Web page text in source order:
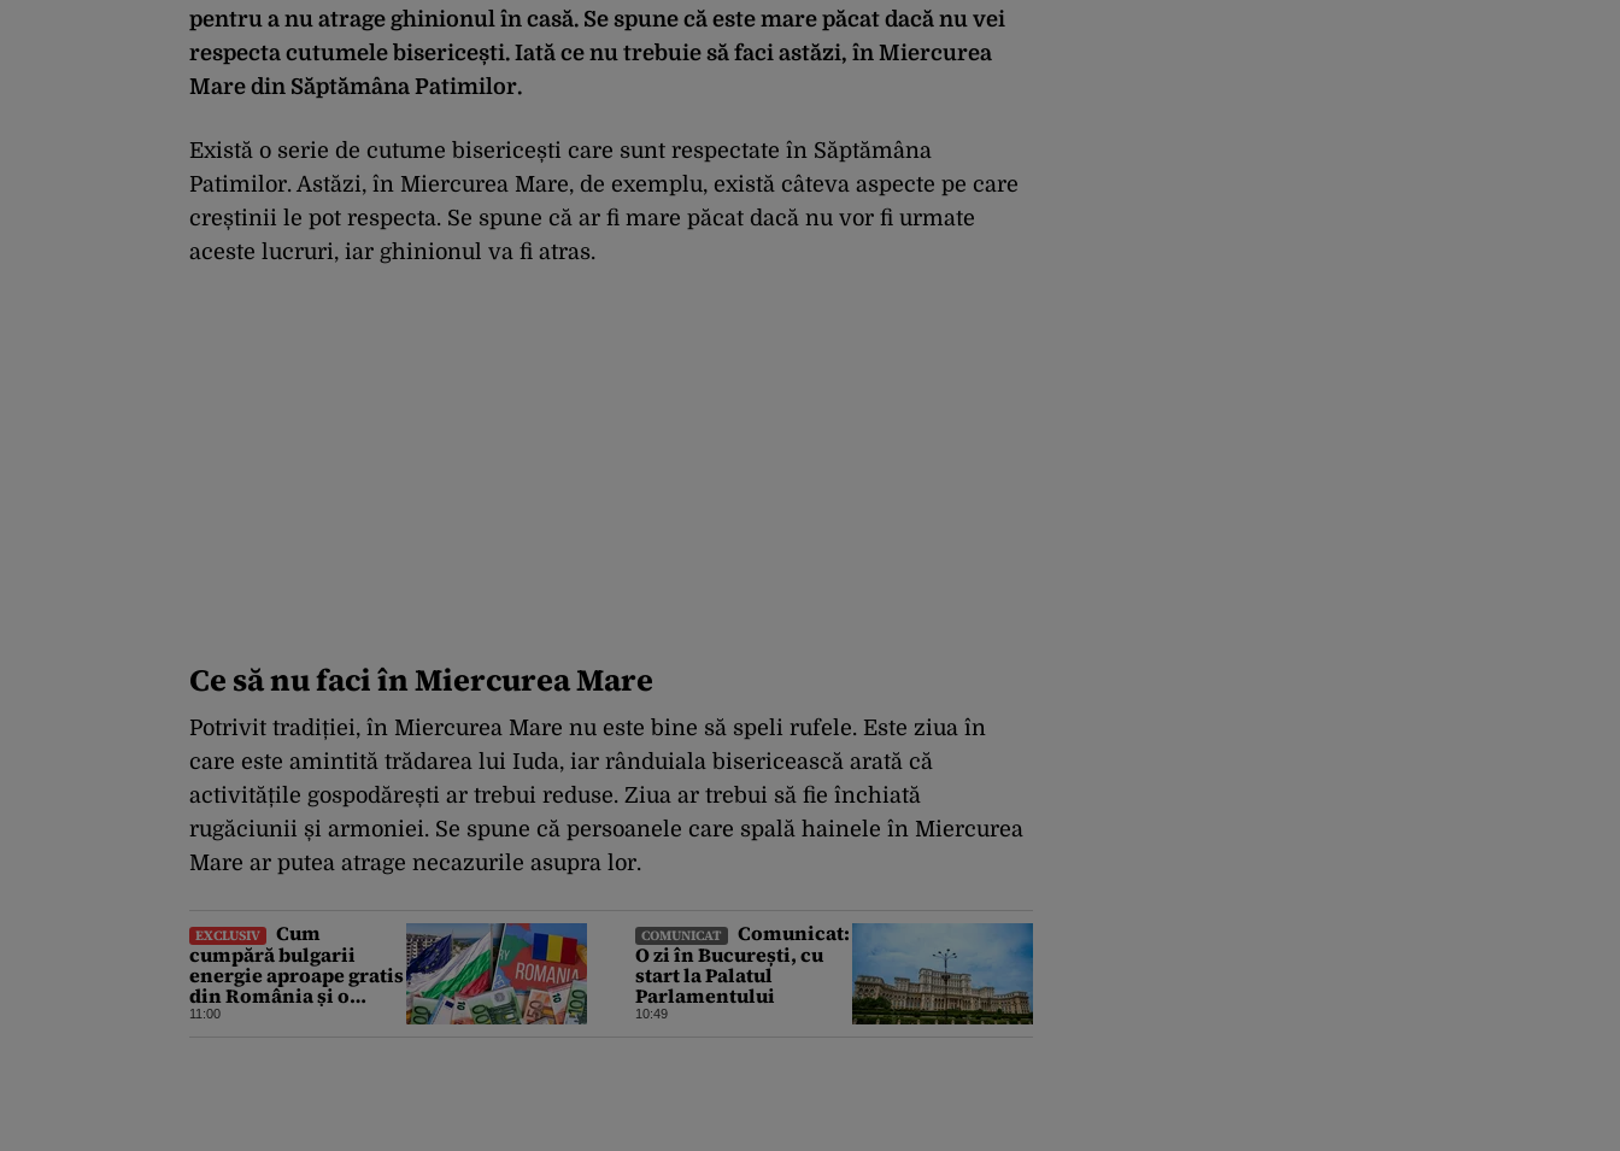
pentru a nu atrage ghinionul în casă. Se spune că este mare păcat dacă nu vei
respecta cutumele bisericești. Iată ce nu trebuie să faci astăzi, în Miercurea
Mare din Săptămâna Patimilor.
Există o serie de cutume bisericești care sunt respectate în Săptămâna
Patimilor. Astăzi, în Miercurea Mare, de exemplu, există câteva aspecte pe care
creștinii le pot respecta. Se spune că ar fi mare păcat dacă nu vor fi urmate
aceste lucruri, iar ghinionul va fi atras.
Ce să nu faci în Miercurea Mare
Potrivit tradiției, în Miercurea Mare nu este bine să speli rufele. Este ziua în
care este amintită trădarea lui Iuda, iar rânduiala bisericească arată că
activitățile gospodărești ar trebui reduse. Ziua ar trebui să fie închiată
rugăciunii și armoniei. Se spune că persoanele care spală hainele în Miercurea
Mare ar putea atrage necazurile asupra lor.
EXCLUSIV
Cum
cumpără bulgarii
energie aproape gratis
din România și o
revând la prețuri de
11:00
COMUNICAT
Comunicat:
O zi în București, cu
start la Palatul
Parlamentului
10:49